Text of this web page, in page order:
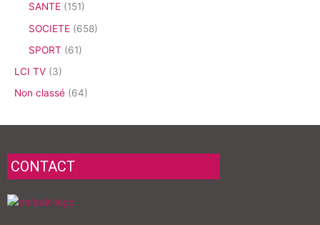
SANTE (151)
SOCIETE (658)
SPORT (61)
LCI TV (3)
Non classé (64)
CONTACT